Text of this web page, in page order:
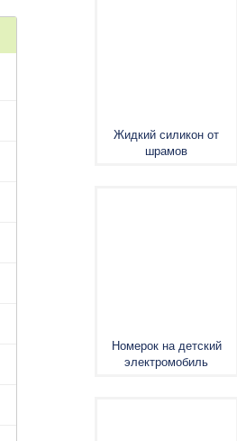
Жидкий силикон от
шрамов
Номерок на детский
электромобиль